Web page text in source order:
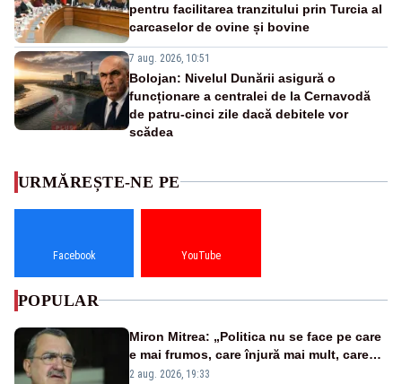
pentru facilitarea tranzitului prin Turcia al
carcaselor de ovine și bovine
7 aug. 2026, 10:51
Bolojan: Nivelul Dunării asigură o
funcționare a centralei de la Cernavodă
de patru-cinci zile dacă debitele vor
scădea
URMĂREȘTE-NE PE
Facebook YouTube
POPULAR
Miron Mitrea: „Politica nu se face pe care
e mai frumos, care înjură mai mult, care
țipă mai tare, ci pe proiecte”
2 aug. 2026, 19:33